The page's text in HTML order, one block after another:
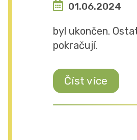
01.06.2024
byl ukončen.
pokračují.
Číst více